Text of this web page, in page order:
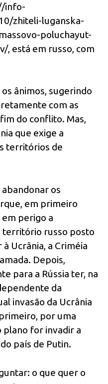
info-
zhiteli-luganska-
poluchayut-
, está em russo, com
ânimos, sugerindo
com as
do conflito. Mas,
que exige a
territórios de
abandonar os
em primeiro
em perigo a
território russo posto
Ucrânia, a Criméia
Depois,
para a Rússia ter, na
da
invasão da Ucrânia
por uma
plano for invadir a
país de Putin.
o que quer o